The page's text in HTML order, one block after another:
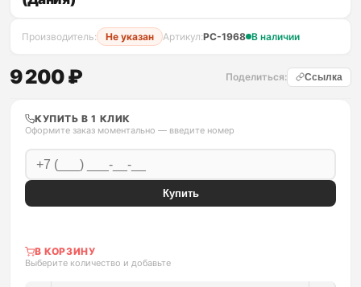
Производитель: Не указан Артикул:PC-1968 В наличии
9 200 ₽ Поделиться: Ссылка
КУПИТЬ В 1 КЛИК
Оформите заказ моментально — введите номер
Купить
В КОРЗИНУ
Выберите количество и добавьте